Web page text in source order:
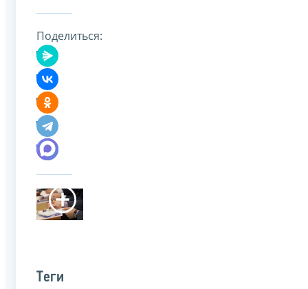
Поделиться:
Теги